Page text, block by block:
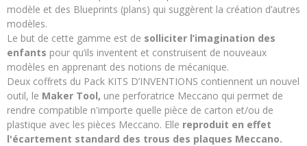
modèle et des Blueprints (plans) qui suggèrent la création d’autres
modèles.
Le but de cette gamme est de solliciter l’imagination des
enfants pour qu’ils inventent et construisent de nouveaux
modèles en apprenant des notions de mécanique.
Deux coffrets du Pack KITS D’INVENTIONS contiennent un nouvel
outil, le Maker Tool, une perforatrice Meccano qui permet de
rendre compatible n'importe quelle pièce de carton et/ou de
plastique avec les pièces Meccano. Elle reproduit en effet
l'écartement standard des trous des plaques Meccano.